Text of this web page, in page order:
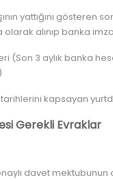
yattığını gösteren
olarak alınıp banka
(Son 3 aylık banka
kapsayan
Gerekli Evraklar
davet